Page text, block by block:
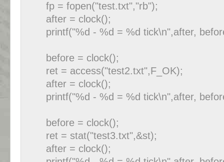
fp = fopen("test.txt","rb");
after = clock();
printf("%d - %d = %d tick\n",after,
before = clock();
ret = access("test2.txt",F_OK);
after = clock();
printf("%d - %d = %d tick\n",after,
before = clock();
ret = stat("test3.txt",&st);
after = clock();